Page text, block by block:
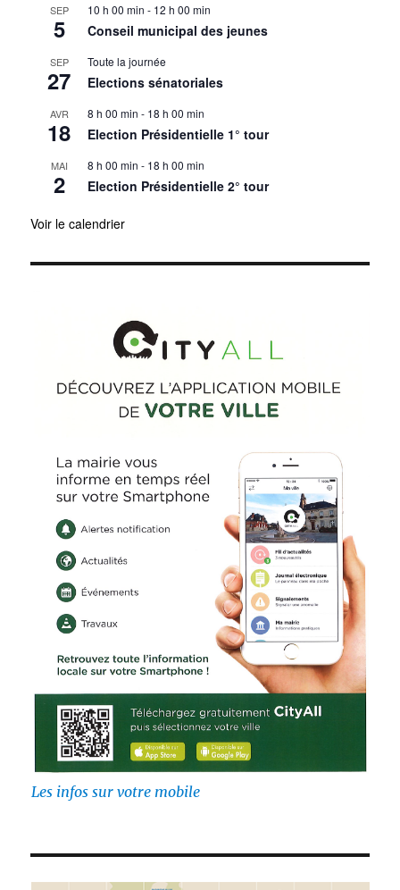
SEP
5
10 h 00 min - 12 h 00 min
Conseil municipal des jeunes
SEP
27
Toute la journée
Elections sénatoriales
AVR
18
8 h 00 min - 18 h 00 min
Election Présidentielle 1° tour
MAI
2
8 h 00 min - 18 h 00 min
Election Présidentielle 2° tour
Voir le calendrier
Les infos sur votre mobile